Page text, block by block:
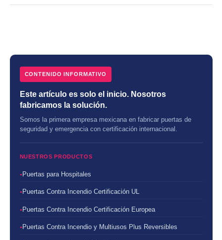
CONTENIDO INFORMATIVO
Este artículo es solo el inicio. Nosotros
fabricamos la solución.
Somos la primera empresa mexicana en fabricar puertas de
seguridad y emergencia con certificación internacional.
NUESTROS PRODUCTOS
Puertas para Hospitales
Puertas Contra Incendio Certificación UL
Puertas Contra Incendio Certificación Europea
Puertas Contra Incendio y Multiusos Plus Reversibles